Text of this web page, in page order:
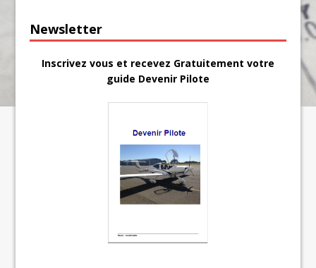
Newsletter
Inscrivez vous et recevez Gratuitement votre
guide Devenir Pilote